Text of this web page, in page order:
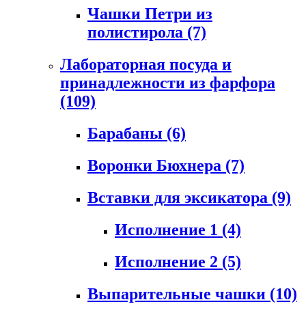
Чашки Петри из
полистирола (7)
Лабораторная посуда и
принадлежности из фарфора
(109)
Барабаны (6)
Воронки Бюхнера (7)
Вставки для эксикатора (9)
Исполнение 1 (4)
Исполнение 2 (5)
Выпарительные чашки (10)